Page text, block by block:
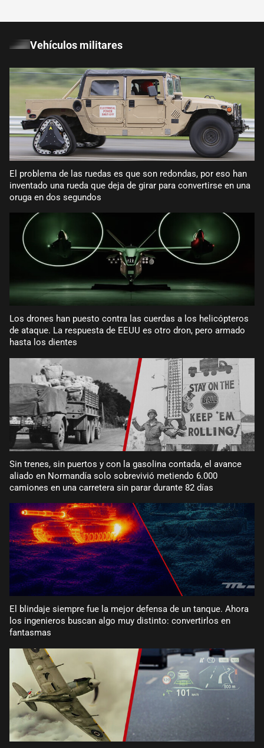
Vehículos militares
El problema de las ruedas es que son redondas, por eso han
inventado una rueda que deja de girar para convertirse en una
oruga en dos segundos
Los drones han puesto contra las cuerdas a los helicópteros
de ataque. La respuesta de EEUU es otro dron, pero armado
hasta los dientes
Sin trenes, sin puertos y con la gasolina contada, el avance
aliado en Normandía solo sobrevivió metiendo 6.000
camiones en una carretera sin parar durante 82 días
El blindaje siempre fue la mejor defensa de un tanque. Ahora
los ingenieros buscan algo muy distinto: convertirlos en
fantasmas